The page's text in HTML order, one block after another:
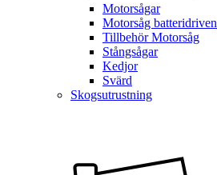
Motorsågar
Motorsåg batteridriven
Tillbehör Motorsåg
Stångsågar
Kedjor
Svärd
Skogsutrustning